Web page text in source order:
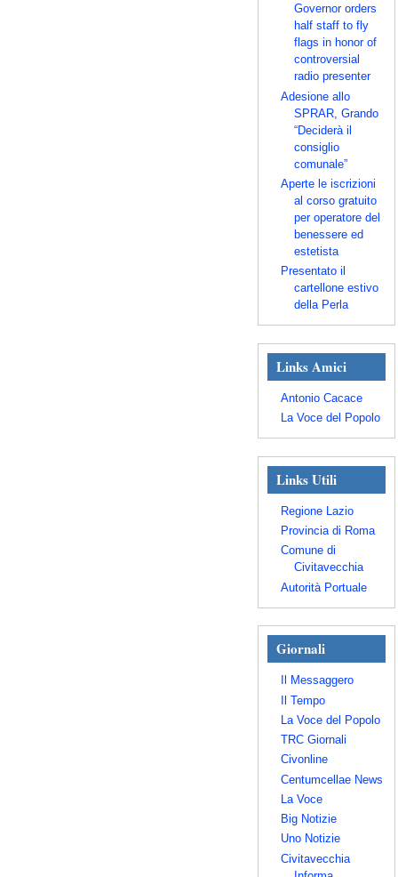
Governor orders
half staff to fly
flags in honor of
controversial
radio presenter
Adesione allo
SPRAR, Grando
“Deciderà il
consiglio
comunale”
Aperte le iscrizioni
al corso gratuito
per operatore del
benessere ed
estetista
Presentato il
cartellone estivo
della Perla
Links Amici
Antonio Cacace
La Voce del Popolo
Links Utili
Regione Lazio
Provincia di Roma
Comune di
Civitavecchia
Autorità Portuale
Giornali
Il Messaggero
Il Tempo
La Voce del Popolo
TRC Giornali
Civonline
Centumcellae News
La Voce
Big Notizie
Uno Notizie
Civitavecchia